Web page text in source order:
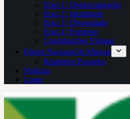
Eixo 1 | Democratização
Eixo 2 | Identidade
Eixo 3 | Diversidade
Eixo 4 | Fomento
Contribuições Virtuais
Fórum Nacional de Museus
Relatórios Passados
Notícias
Login